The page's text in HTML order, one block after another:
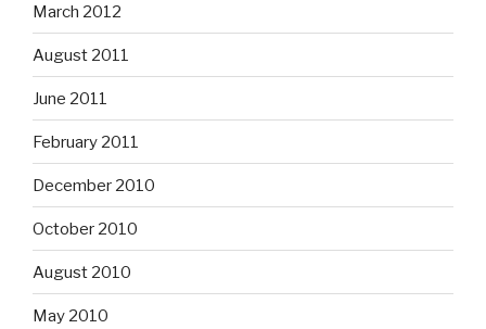
March 2012
August 2011
June 2011
February 2011
December 2010
October 2010
August 2010
May 2010